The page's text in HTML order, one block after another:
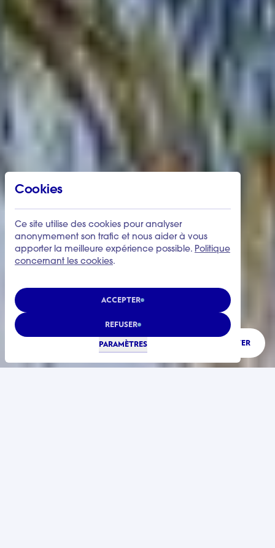
Cookies
Ce site utilise des cookies pour analyser
anonymement son trafic et nous aider à vous
apporter la meilleure expérience possible. Politique
concernant les cookies.
ACCEPTER
REFUSER
PARAMÈTRES ÉCOUTER